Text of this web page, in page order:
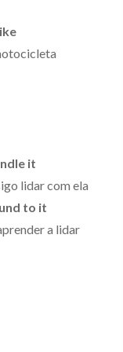
it
lidar com ela
to it
a lidar